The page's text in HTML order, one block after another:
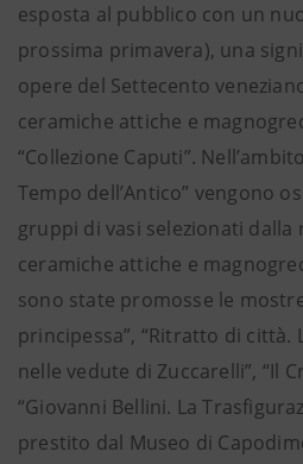
esposta al pubblico con un
prossima primavera), una
opere del Settecento
ceramiche attiche e
“Collezione Caputi”.
Tempo dell’Antico” vengono
gruppi di vasi selezionati dalla
ceramiche attiche e
sono state promosse le
principessa”, “Ritratto di città.
nelle vedute di Zuccarelli”, “Il
“Giovanni Bellini. La
prestito dal Museo di